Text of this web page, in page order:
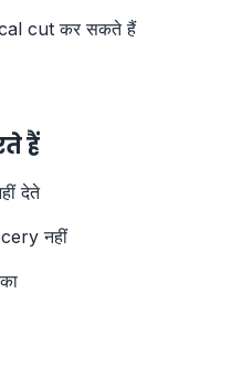
cut कर सकते हैं
हैं
देते
नहीं